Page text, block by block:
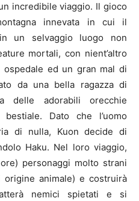
incredibile viaggio. Il gioco
innevata in cui il
un selvaggio luogo non
mortali, con nient’altro
ed un gran mal di
da una bella ragazza di
delle adorabili orecchie
Dato che l’uomo
di nulla, Kuon decide di
Haku. Nel loro viaggio,
personaggi molto strani
animale) e costruirà
nemici spietati e si